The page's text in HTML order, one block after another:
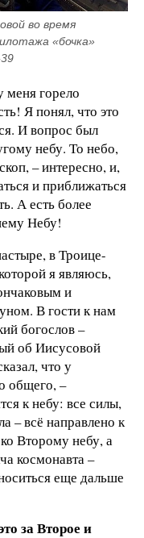
во время
«бочка»
меня горело
Я понял, что это
И вопрос был
небу. То небо,
– интересно, и,
и приближаться
А есть более
Небу!
в Троице-
я являюсь,
и
В гости к нам
богослов –
об Иисусовой
что у
общего, –
к небу: все силы,
– всё направлено к
Второму небу, а
космонавта –
еще дальше
за Второе и